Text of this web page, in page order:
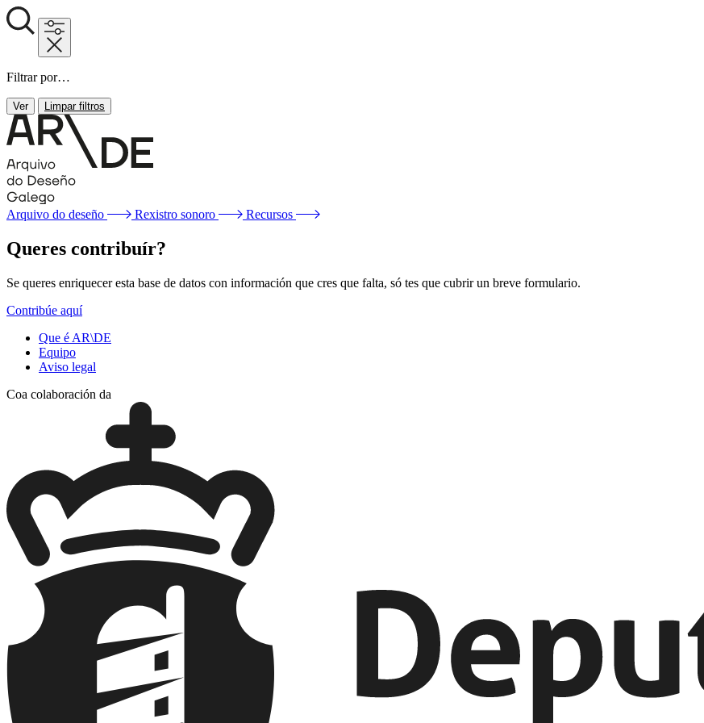
Filtrar por…
Ver Limpar filtros
Arquivo do deseño Rexistro sonoro Recursos
Queres contribuír?
Se queres enriquecer esta base de datos con información que cres que falta, só tes que cubrir un breve formulario.
Contribúe aquí
Que é AR\DE
Equipo
Aviso legal
Coa colaboración da